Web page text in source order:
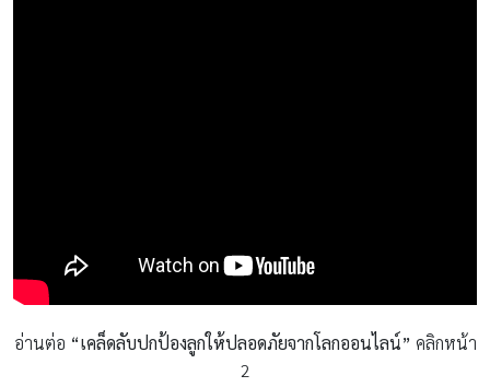
อ่านต่อ “เคล็ดลับปกป้องลูกให้ปลอดภัยจากโลกออนไลน์” คลิกหน้า
2